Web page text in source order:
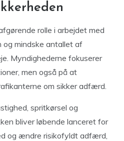
rolle i arbejdet med
og mindske antallet af
Myndighederne fokuserer
men også på at
om sikker adfærd.
spritkørsel og
bliver løbende lanceret for
og ændre risikofyldt adfærd,